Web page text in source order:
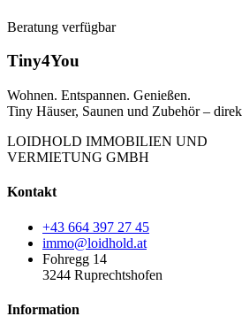
Beratung verfügbar
Tiny4You
Wohnen. Entspannen. Genießen.
Tiny Häuser, Saunen und Zubehör –
LOIDHOLD IMMOBILIEN UND
VERMIETUNG GMBH
Kontakt
+43 664 397 27 45
immo@loidhold.at
Fohregg 14
3244 Ruprechtshofen
Information